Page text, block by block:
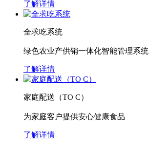
了解详情
全求吃系统
绿色农业产供销一体化智能管理系统
了解详情
家庭配送（TO C）
为家庭客户提供安心健康食品
了解详情